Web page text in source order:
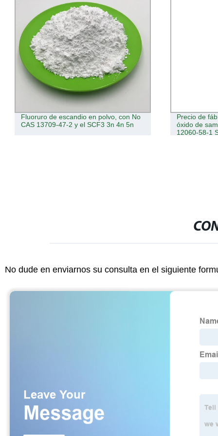
Fluoruro de escandio en polvo, con No
CAS 13709-47-2 y el SCF3 3n 4n 5n
Precio de
óxido de
12060-58-1
No dude en enviarnos su consulta en el siguiente